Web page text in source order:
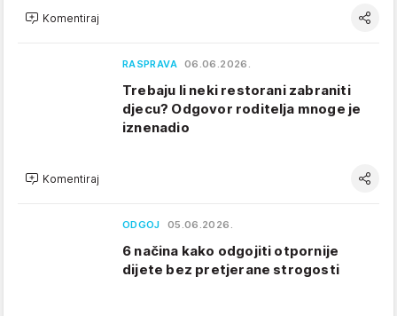
Komentiraj
RASPRAVA 06.06.2026.
Trebaju li neki restorani zabraniti
djecu? Odgovor roditelja mnoge je
iznenadio
Komentiraj
ODGOJ 05.06.2026.
6 načina kako odgojiti otpornije
dijete bez pretjerane strogosti